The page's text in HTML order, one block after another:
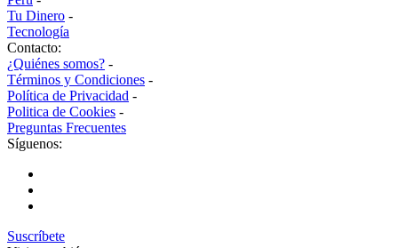
Tu Dinero -
Tecnología
Contacto:
¿Quiénes somos? -
Términos y Condiciones -
Política de Privacidad -
Politica de Cookies -
Preguntas Frecuentes
Síguenos:
Suscríbete